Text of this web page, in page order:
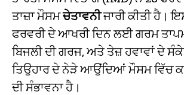
ਤਾਜ਼ਾ ਮੌਸਮਚੇਤਾਵਨੀਜਾਰੀ ਕੀਤੀ ਹੈ।
ਫਰਵਰੀ ਦੇ ਆਖਰੀ ਦਿਨ ਲਈ ਗਰਮ
ਬਿਜਲੀ ਦੀ ਗਰਜ, ਅਤੇ ਤੇਜ਼ ਹਵਾਵਾਂ ਦੇ
ਤਿਉਹਾਰ ਦੇ ਨੇੜੇ ਆਉਂਦਿਆਂ ਮੌਸਮ ਵਿੱਚ
ਦੀ ਸੰਭਾਵਨਾ ਹੈ।